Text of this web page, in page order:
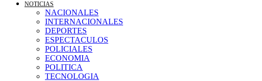
NOTICIAS
NACIONALES
INTERNACIONALES
DEPORTES
ESPECTACULOS
POLICIALES
ECONOMIA
POLITICA
TECNOLOGIA